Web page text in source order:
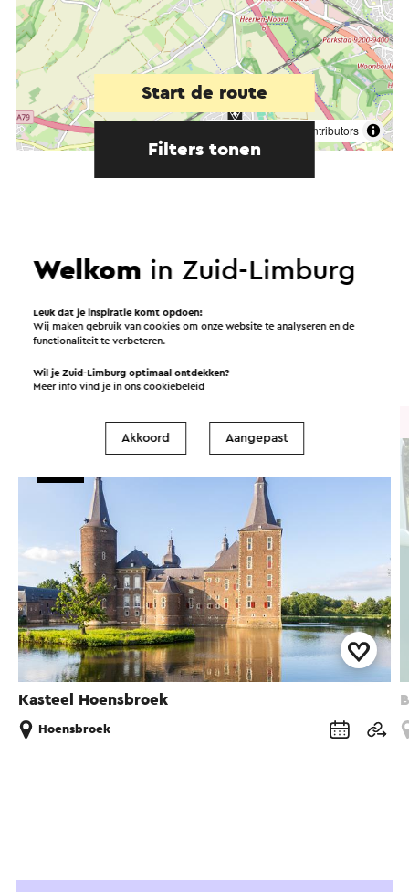
contributors
Start de route
Filters tonen
In de omgeving
Attracties Bezienswaardigheden
Kasteel Hoensbroek
Hoensbroek
Welkom in Zuid-Limburg
Leuk dat je inspiratie komt opdoen!
Wij maken gebruik van cookies om onze website te analyseren en de
functionaliteit te verbeteren.
Wil je Zuid-Limburg optimaal ontdekken?
Meer info vind je in onscookiebeleid
Akkoord Aangepast